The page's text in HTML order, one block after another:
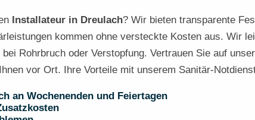
Installateur in Dreulach? Wir bieten transparente
kommen ohne versteckte Kosten aus. Wir
Rohrbruch oder Verstopfung. Vertrauen Sie auf
vor Ort. Ihre Vorteile mit unserem Sanitär-
an Wochenenden und Feiertagen